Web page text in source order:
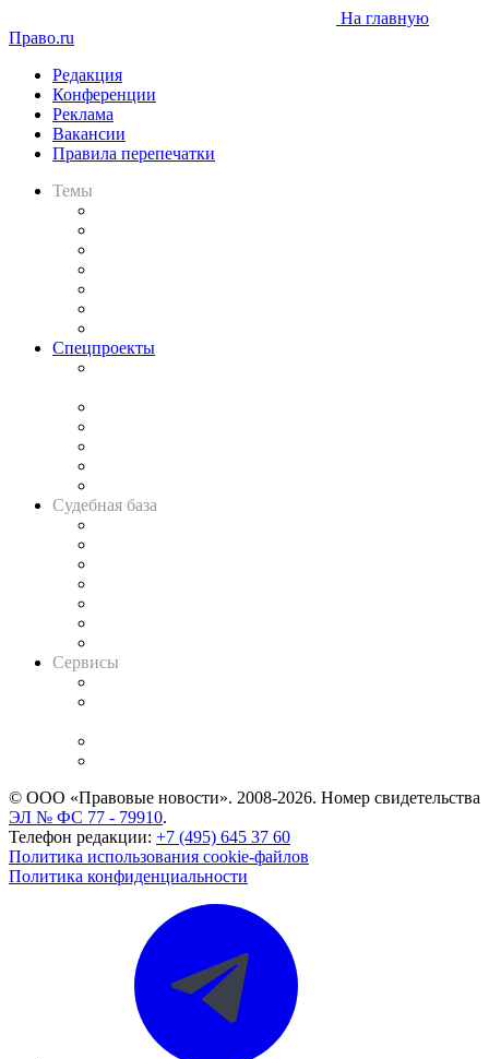
На главную
Право.ru
Редакция
Конференции
Реклама
Вакансии
Правила перепечатки
Темы
Спецпроекты
Судебная база
Сервисы
© ООО «Правовые новости». 2008-2026. Номер свидетельства
ЭЛ № ФС 77 - 79910.
Телефон редакции: +7 (495) 645 37 60
Политика использования cookie-файлов
Политика конфиденциальности